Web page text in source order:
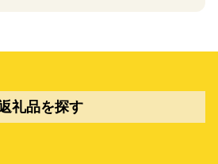
礼品を探す